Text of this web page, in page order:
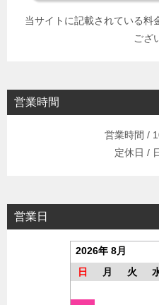
当サイトに記載されている料
ござ
営業時間
営業時間 /
定休日 /
営業日
2026年 8月
日
月 火